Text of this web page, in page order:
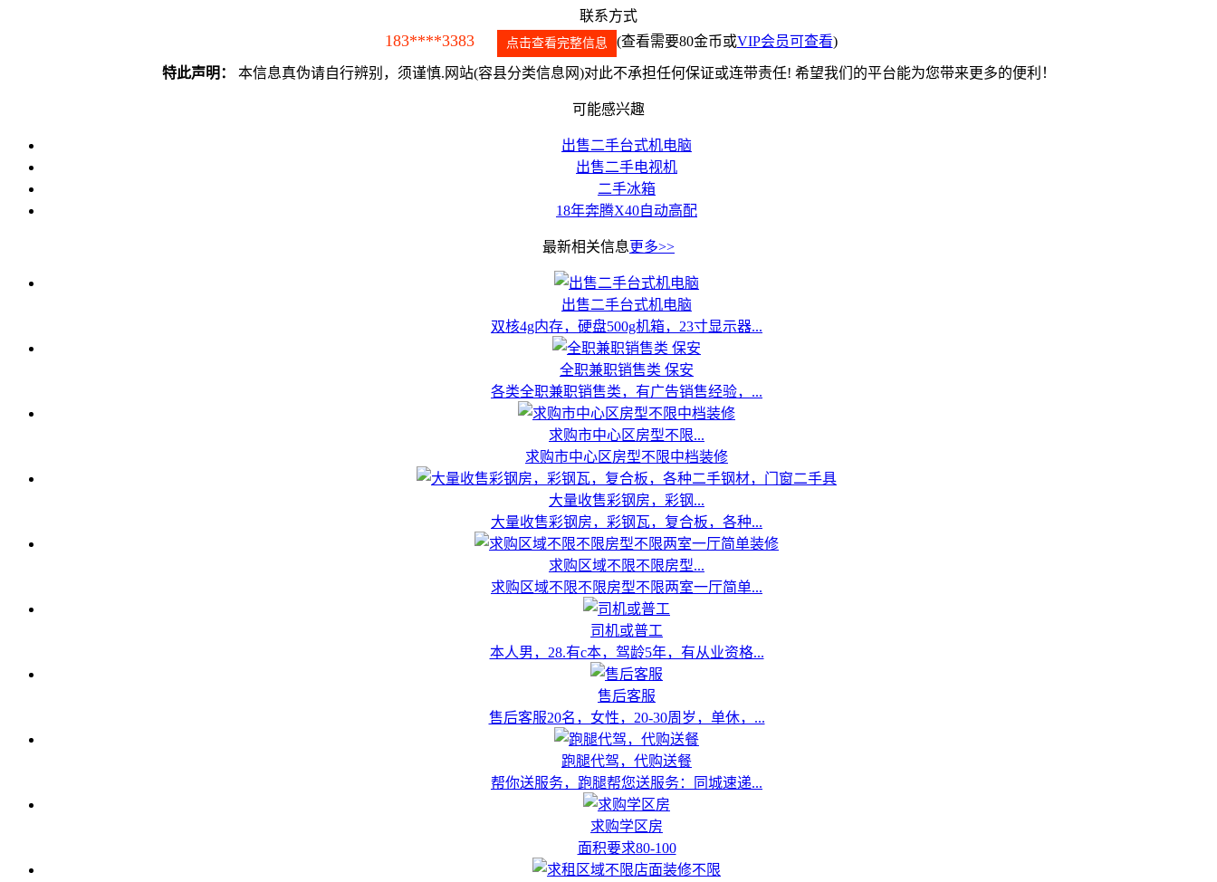
联系方式
183****3383 点击查看完整信息 (查看需要80金币或VIP会员可查看)
特此声明： 本信息真伪请自行辨别，须谨慎.网站(容县分类信息网)对此不承担任何保证或连带责任! 希望我们的平台能为您带来更多的便利！
可能感兴趣
出售二手台式机电脑
出售二手电视机
二手冰箱
18年奔腾X40自动高配
最新相关信息更多>>
出售二手台式机电脑
双核4g内存，硬盘500g机箱，23寸显示器...
全职兼职销售类 保安
各类全职兼职销售类，有广告销售经验，...
求购市中心区房型不限...
求购市中心区房型不限中档装修
大量收售彩钢房，彩钢...
大量收售彩钢房，彩钢瓦，复合板，各种...
求购区域不限不限房型...
求购区域不限不限房型不限两室一厅简单...
司机或普工
本人男，28.有c本，驾龄5年，有从业资格...
售后客服
售后客服20名，女性，20-30周岁，单休，...
跑腿代驾，代购送餐
帮你送服务，跑腿帮您送服务：同城速递...
求购学区房
面积要求80-100